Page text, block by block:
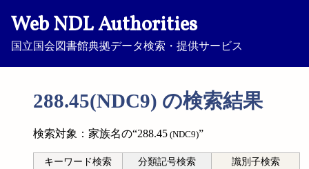
Web NDL Authorities
国立国会図書館典拠データ検索・提供サービス
288.45(NDC9) の検索結果
検索対象：家族名の“288.45 (NDC9)”
キーワード検索 分類記号検索 識別子検索